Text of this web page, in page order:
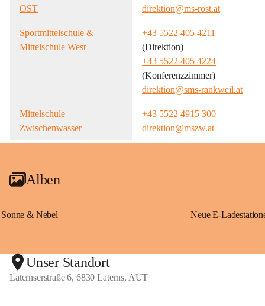
OST
direktion@ms-rost.at
Sportmittelschule &
Mittelschule West
+43 5522 405 4211
(Direktion)
+43 5522 405 4224
(Konferenzzimmer)
direktion@sms-rankweil.at
Mittelschule
Zwischenwasser
+43 5522 4915 300
direktion@mszw.at
Alben
Sonne & Nebel
Unser Standort
Laternserstraße 6, 6830 Laterns, AUT